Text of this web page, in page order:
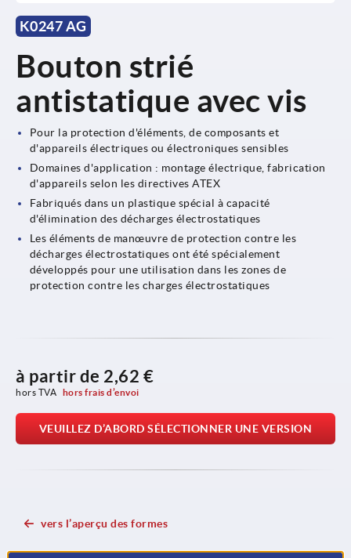
K0247 AG
Bouton strié
antistatique avec vis
Pour la protection d'éléments, de composants et
d'appareils électriques ou électroniques sensibles
Domaines d'application : montage électrique, fabrication
d'appareils selon les directives ATEX
Fabriqués dans un plastique spécial à capacité
d'élimination des décharges électrostatiques
Les éléments de manœuvre de protection contre les
décharges électrostatiques ont été spécialement
développés pour une utilisation dans les zones de
protection contre les charges électrostatiques
à partir de 2,62 €
hors TVA hors frais d’envoi
VEUILLEZ D’ABORD SÉLECTIONNER UNE VERSION
vers l’aperçu des formes